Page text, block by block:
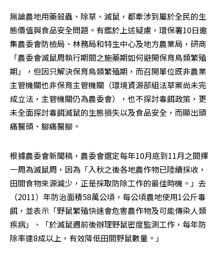
無論農地用藥殺蟲、除草、滅鼠，都牽涉到屬於全民的生
態價值與食品安全問題。有鑑於上述疑慮，環保署10日邀
集農委會防檢局、林務局和特生中心及地方農業局，研商
「農委會滅鼠周執行期間之施藥期如何避開保育鳥類繁殖
期」，但因只解決保育鳥類繁殖期，而召開單位既非農業
主管機關也非保育主管機關（環境資源部組法草案尚未完
成立法，主管機關仍為農委會），也不探討毒餌政策，更
未全面探討毒餌滅鼠的生態損失以及食品安全，而顯出頭
痛醫頭、腳痛醫腳。
根據農委會新聞稿，農委會選定每年10月底到11月之間擇
一周為滅鼠周，因為「入秋之後各地農作物已陸續採收，
田間食物來源減少，正是採取防除工作的最佳時機。」去
（2011）年防治面積58萬公頃，每公頃農地使用1公斤毒
餌，並表示「野鼠繁殖快速會危害農作物及可能傳染人類
疾病」、「於滅鼠週前後辦理野鼠密度監測工作，每年防
除率達8成以上，有效降低田間野鼠數量。」